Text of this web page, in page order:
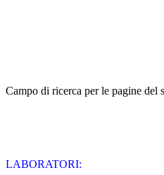
Campo di ricerca per le pagine del
LABORATORI: